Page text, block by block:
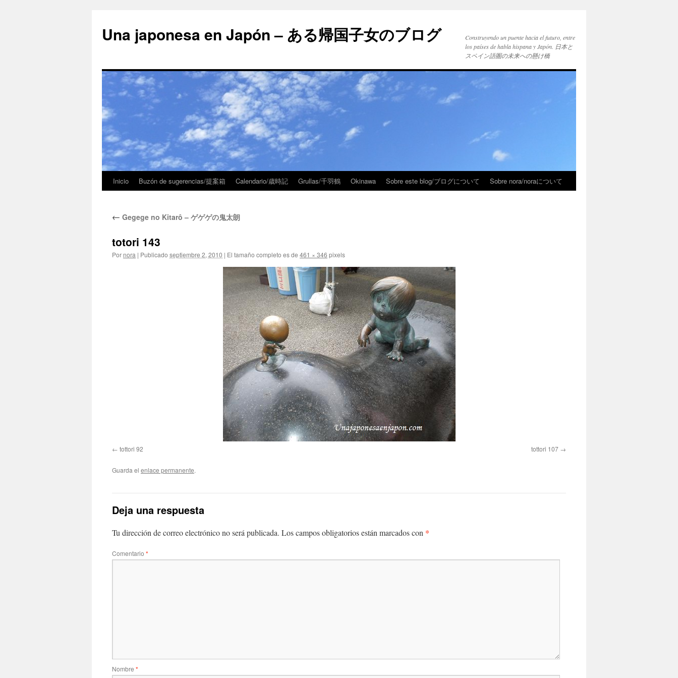
Una japonesa en Japón – ある帰国子女のブログ
Construyendo un puente hacia el futuro, entre
los países de habla hispana y Japón. 日本と
スペイン語圏の未来への懸け橋
Inicio Buzón de sugerencias/提案箱 Calendario/歳時記 Grullas/千羽鶴 Okinawa Sobre este blog/ブログについて Sobre nora/noraについて
← Gegege no Kitarô – ゲゲゲの鬼太朗
totori 143
Por nora | Publicado septiembre 2, 2010 | El tamaño completo es de 461 × 346 pixels
tottori 92 tottori 107
Guarda el enlace permanente.
Deja una respuesta
Tu dirección de correo electrónico no será publicada. Los campos obligatorios están marcados con *
Comentario *
Nombre *